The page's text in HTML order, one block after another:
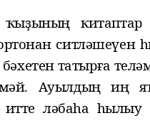
ҡыҙының
ситләшеүен
бәхетен татырға
Ауылдың иң
ләбаһа